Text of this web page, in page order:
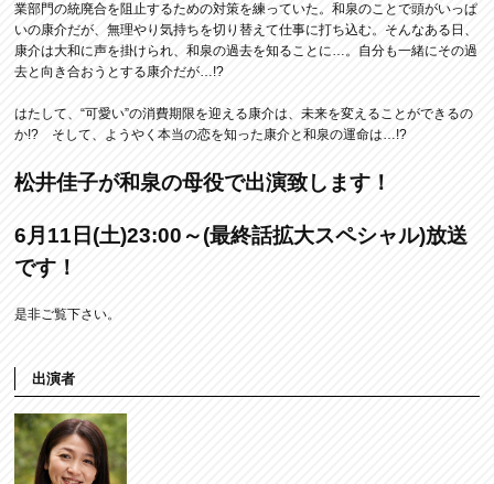
業部門の統廃合を阻止するための対策を練っていた。和泉のことで頭がいっぱ
いの康介だが、無理やり気持ちを切り替えて仕事に打ち込む。そんなある日、
康介は大和に声を掛けられ、和泉の過去を知ることに…。自分も一緒にその過
去と向き合おうとする康介だが…!?
はたして、“可愛い”の消費期限を迎える康介は、未来を変えることができるの
か!? そして、ようやく本当の恋を知った康介と和泉の運命は…!?
松井佳子が和泉の母役で出演致します！
6月11日(土)23:00～(最終話拡大スペシャル)放送
です！
是非ご覧下さい。
出演者